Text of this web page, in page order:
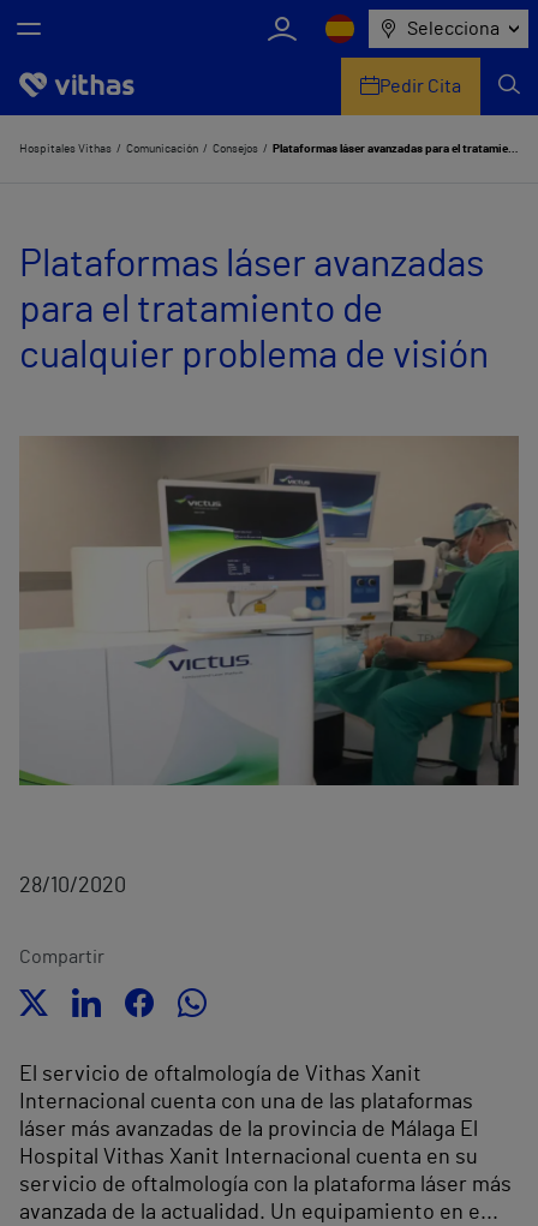
Selecciona
Nosotros
Servicios de salud
Equipo médico y asistencial
Información útil
Comunicación
Pedir Cita
Hospitales Vithas Comunicación Consejos Plataformas láser avanzadas para el tratamiento de cualquier problema de visión
Plataformas láser avanzadas
para el tratamiento de
cualquier problema de visión
28/10/2020
Compartir
El servicio de oftalmología de Vithas Xanit
Internacional cuenta con una de las plataformas
láser más avanzadas de la provincia de Málaga El
Hospital Vithas Xanit Internacional cuenta en su
servicio de oftalmología con la plataforma láser más
avanzada de la actualidad. Un equipamiento en e...